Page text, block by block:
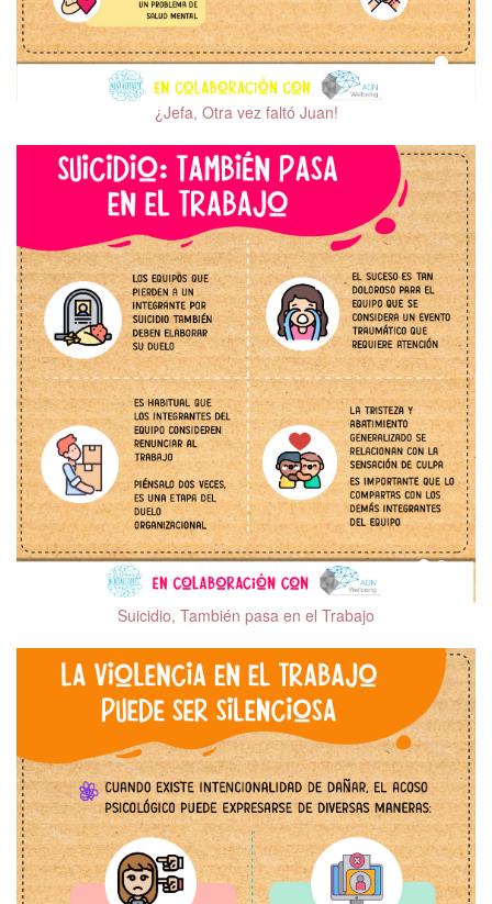
Trastorno por Déficit de
Atención e Hiperactividad
(TDAH)
Trastornos de la
(TCA)
Adicciones
Prevención de Suicidio
Trastorno Bipolar (TBP)
Reconocimiento de la
violencia
¿Jefa, Otra vez faltó Juan!
Suicidio, También pasa en el Trabajo